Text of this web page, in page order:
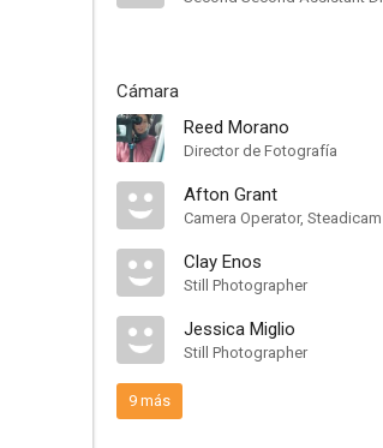
Cámara
Reed Morano
Director de Fotografía
Afton Grant
Camera Operator,
Clay Enos
Still Photographer
Jessica Miglio
Still Photographer
9 más